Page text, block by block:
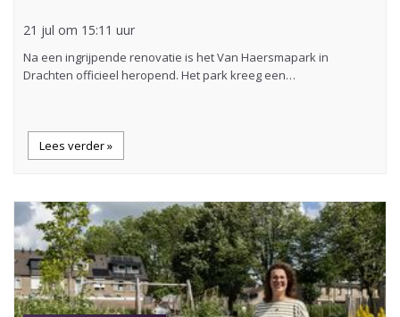
21 jul om 15:11 uur
Na een ingrijpende renovatie is het Van Haersmapark in
Drachten officieel heropend. Het park kreeg een…
Lees verder »